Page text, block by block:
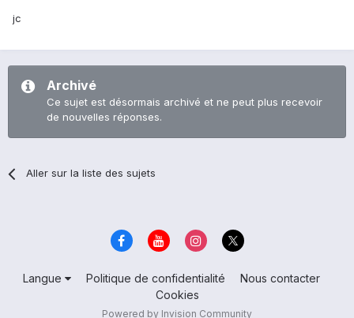
jc
Archivé
Ce sujet est désormais archivé et ne peut plus recevoir
de nouvelles réponses.
Aller sur la liste des sujets
Langue Politique de confidentialité
Nous contacter
Cookies
Powered by Invision Community